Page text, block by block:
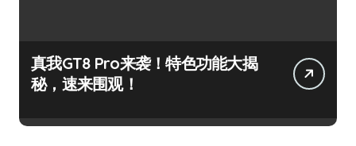
真我GT8 Pro来袭！特色功能大揭
秘，速来围观！